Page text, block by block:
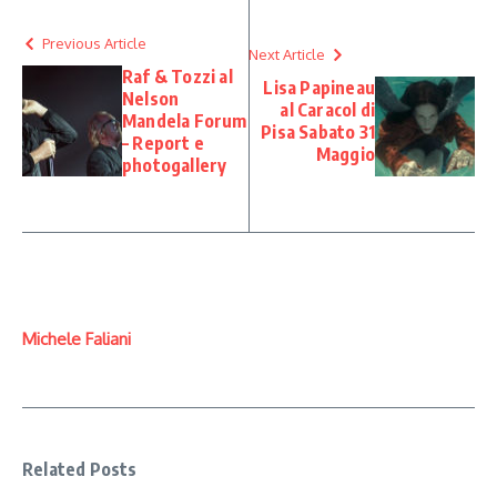
Previous Article
Raf & Tozzi al
Nelson
Mandela Forum
– Report e
photogallery
Next Article
Lisa Papineau
al Caracol di
Pisa Sabato 31
Maggio
Michele Faliani
Related Posts